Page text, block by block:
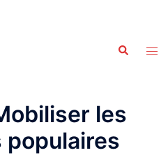
les